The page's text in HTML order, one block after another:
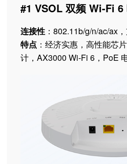
#1 VSOL 双频 Wi-Fi 6
连接性 ：802.11b/g/n/ac/ax
特点 ：经济实惠，高性能芯
计，AX3000 Wi-Fi 6，PoE